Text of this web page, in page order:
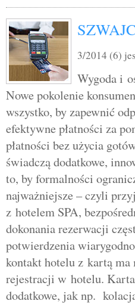
3/2014 (6)
Wygoda i
Nowe pokolenie
wszystko, by zapewnić
efektywne płatności za
płatności bez użycia
świadczą dodatkowe,
to, by formalności
najważniejsze – czyli
z hotelem SPA,
dokonania rezerwacji
potwierdzenia
kontakt hotelu z kartą
rejestracji w hotelu. Karta
dodatkowe, jak np.